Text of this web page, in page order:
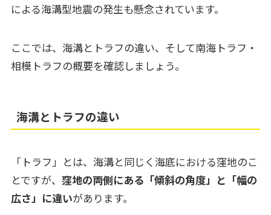
による海溝型地震の発生も懸念されています。
ここでは、海溝とトラフの違い、そして南海トラフ・
相模トラフの概要を確認しましょう。
海溝とトラフの違い
「トラフ」とは、海溝と同じく海底における窪地のこ
とですが、 窪地の両側にある「傾斜の角度」と「幅の
広さ」に違いがあります。